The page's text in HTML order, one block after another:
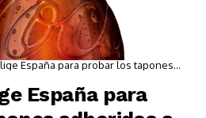
España para probar los tapones
España para